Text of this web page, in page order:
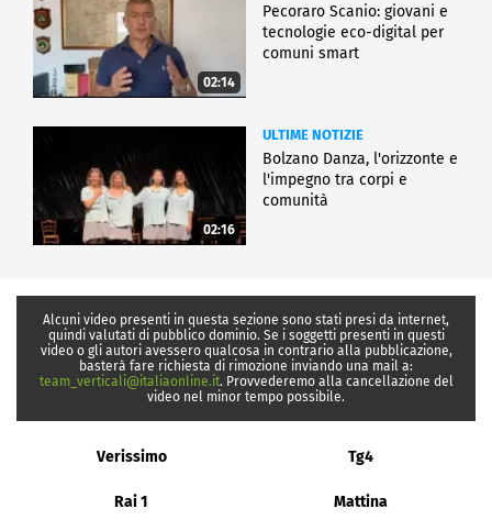
02:14
Pecoraro Scanio: giovani e
tecnologie eco-digital per
comuni smart
02:16
ULTIME NOTIZIE
Bolzano Danza, l'orizzonte e
l'impegno tra corpi e
comunità
Alcuni video presenti in questa sezione sono stati presi da internet,
quindi valutati di pubblico dominio. Se i soggetti presenti in questi
video o gli autori avessero qualcosa in contrario alla pubblicazione,
basterà fare richiesta di rimozione inviando una mail a:
team_verticali@italiaonline.it. Provvederemo alla cancellazione del
video nel minor tempo possibile.
Verissimo Tg4
Rai 1 Mattina